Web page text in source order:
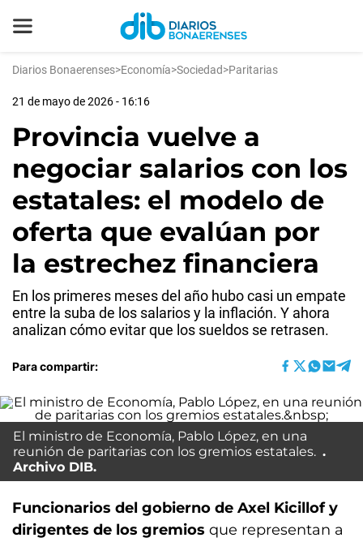
Diarios Bonaerenses>Economía>Sociedad>Paritarias
21 de mayo de 2026 - 16:16
Provincia vuelve a
negociar salarios con los
estatales: el modelo de
oferta que evalúan por
la estrechez financiera
En los primeres meses del año hubo casi un empate
entre la suba de los salarios y la inflación. Y ahora
analizan cómo evitar que los sueldos se retrasen.
Para compartir:
El ministro de Economía, Pablo López, en una
reunión de paritarias con los gremios estatales.
Archivo DIB.
Funcionarios del gobierno de Axel Kicillof y
dirigentes de los gremios que representan a